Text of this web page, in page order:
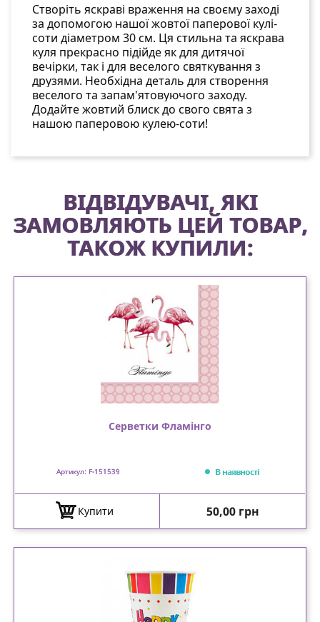
Створіть яскраві враження на своєму заході
за допомогою нашої жовтої паперової кулі-
соти діаметром 30 см. Ця стильна та яскрава
куля прекрасно підійде як для дитячої
вечірки, так і для веселого святкування з
друзями. Необхідна деталь для створення
веселого та запам'ятовуючого заходу.
Додайте жовтий блиск до свого свята з
нашою паперовою кулею-соти!
ВІДВІДУВАЧІ, ЯКІ
ЗАМОВЛЯЮТЬ ЦЕЙ ТОВАР,
ТАКОЖ КУПИЛИ:
Серветки Фламінго
Артикул: F-151539 В наявності
Купити Ціна
50,00 грн